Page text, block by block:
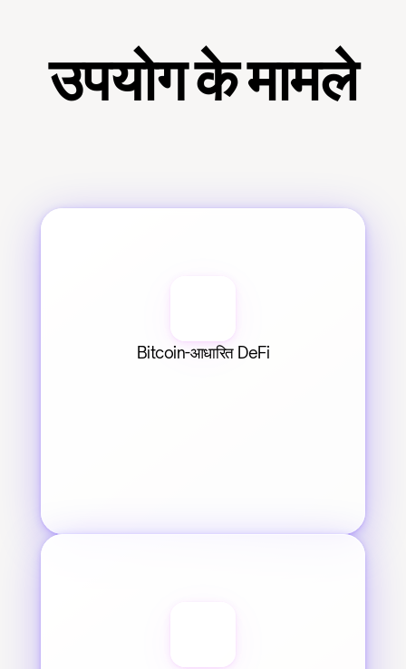
उपयोग के मामले
Bitcoin-आधारित DeFi